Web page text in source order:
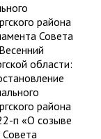
района
Совета
области:
района
п «О созыве
Совета